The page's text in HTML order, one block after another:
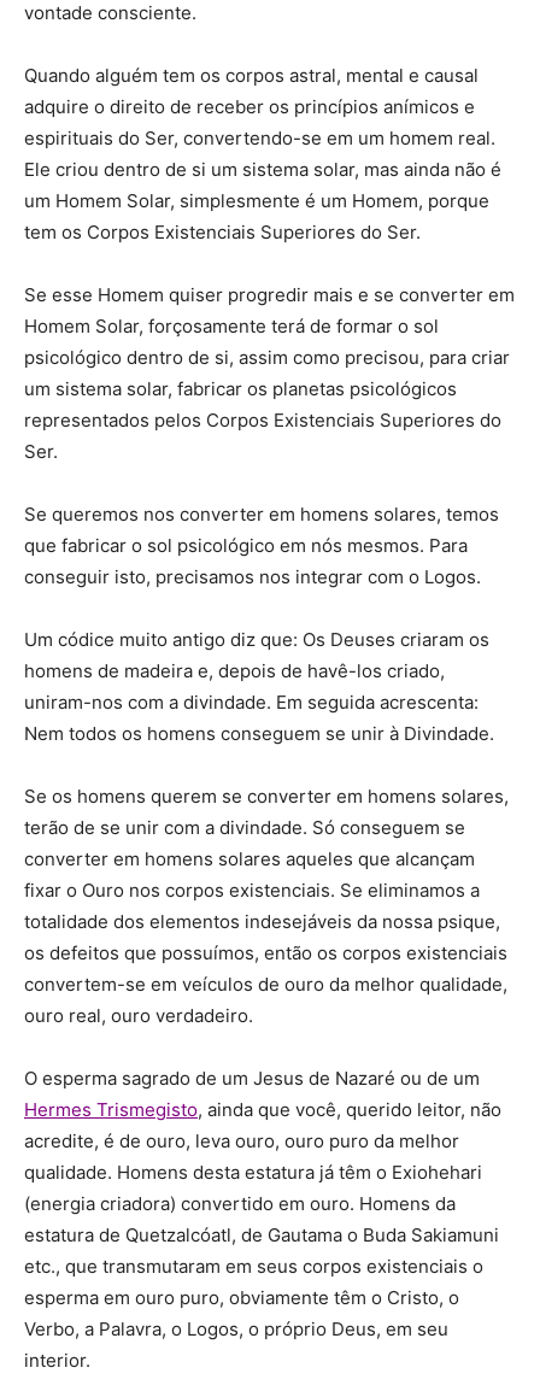
vontade consciente.
Quando alguém tem os corpos astral, mental e causal
adquire o direito de receber os princípios anímicos e
espirituais do Ser, convertendo-se em um homem real.
Ele criou dentro de si um sistema solar, mas ainda não é
um Homem Solar, simplesmente é um Homem, porque
tem os Corpos Existenciais Superiores do Ser.
Se esse Homem quiser progredir mais e se converter em
Homem Solar, forçosamente terá de formar o sol
psicológico dentro de si, assim como precisou, para criar
um sistema solar, fabricar os planetas psicológicos
representados pelos Corpos Existenciais Superiores do
Ser.
Se queremos nos converter em homens solares, temos
que fabricar o sol psicológico em nós mesmos. Para
conseguir isto, precisamos nos integrar com o Logos.
Um códice muito antigo diz que: Os Deuses criaram os
homens de madeira e, depois de havê-los criado,
uniram-nos com a divindade. Em seguida acrescenta:
Nem todos os homens conseguem se unir à Divindade.
Se os homens querem se converter em homens solares,
terão de se unir com a divindade. Só conseguem se
converter em homens solares aqueles que alcançam
fixar o Ouro nos corpos existenciais. Se eliminamos a
totalidade dos elementos indesejáveis da nossa psique,
os defeitos que possuímos, então os corpos existenciais
convertem-se em veículos de ouro da melhor qualidade,
ouro real, ouro verdadeiro.
O esperma sagrado de um Jesus de Nazaré ou de um
Hermes Trismegisto, ainda que você, querido leitor, não
acredite, é de ouro, leva ouro, ouro puro da melhor
qualidade. Homens desta estatura já têm o Exiohehari
(energia criadora) convertido em ouro. Homens da
estatura de Quetzalcóatl, de Gautama o Buda Sakiamuni
etc., que transmutaram em seus corpos existenciais o
esperma em ouro puro, obviamente têm o Cristo, o
Verbo, a Palavra, o Logos, o próprio Deus, em seu
interior.